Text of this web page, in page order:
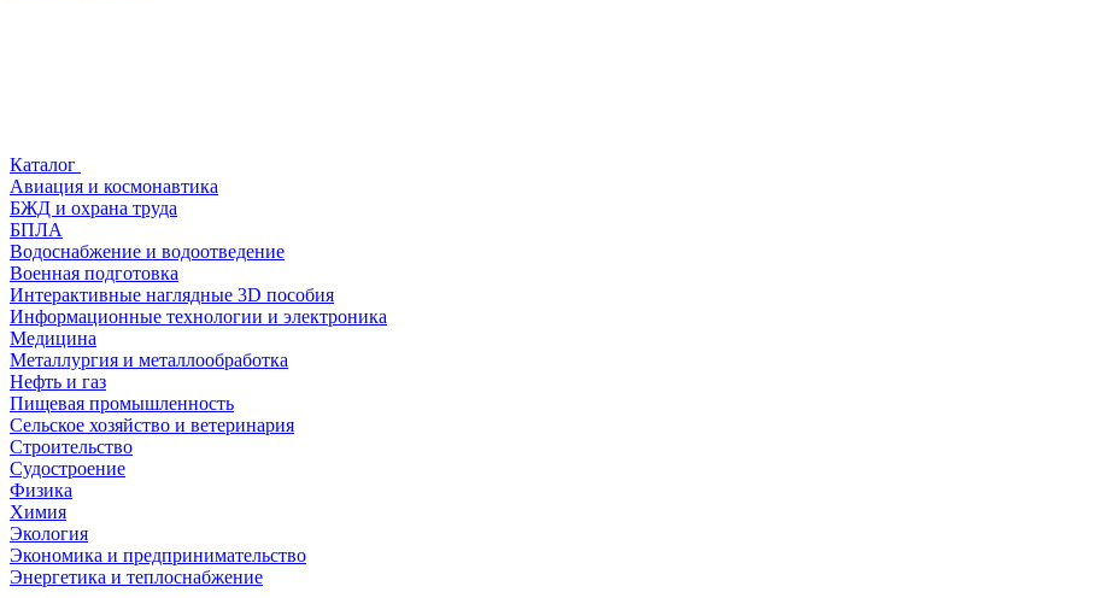
Каталог
Авиация и космонавтика
БЖД и охрана труда
БПЛА
Водоснабжение и водоотведение
Военная подготовка
Интерактивные наглядные 3D пособия
Информационные технологии и электроника
Медицина
Металлургия и металлообработка
Нефть и газ
Пищевая промышленность
Сельское хозяйство и ветеринария
Строительство
Судостроение
Физика
Химия
Экология
Экономика и предпринимательство
Энергетика и теплоснабжение